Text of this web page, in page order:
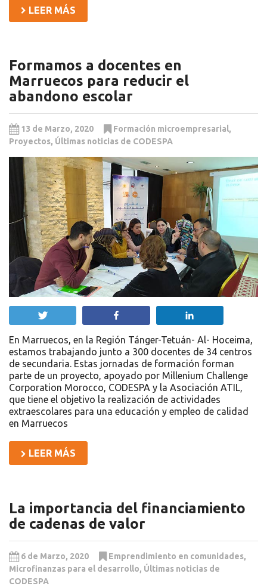
LEER MÁS
Formamos a docentes en
Marruecos para reducir el
abandono escolar
13 de Marzo, 2020 Formación microempresarial,
Proyectos, Últimas noticias de CODESPA
En Marruecos, en la Región Tánger-Tetuán- Al- Hoceima,
estamos trabajando junto a 300 docentes de 34 centros
de secundaria. Estas jornadas de formación forman
parte de un proyecto, apoyado por Millenium Challenge
Corporation Morocco, CODESPA y la Asociación ATIL,
que tiene el objetivo la realización de actividades
extraescolares para una educación y empleo de calidad
en Marruecos
LEER MÁS
La importancia del financiamiento
de cadenas de valor
6 de Marzo, 2020 Emprendimiento en comunidades,
Microfinanzas para el desarrollo, Últimas noticias de
CODESPA